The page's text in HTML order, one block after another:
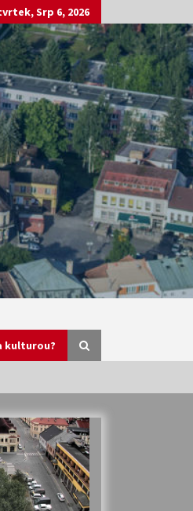
Srp 6, 2026
kulturou?